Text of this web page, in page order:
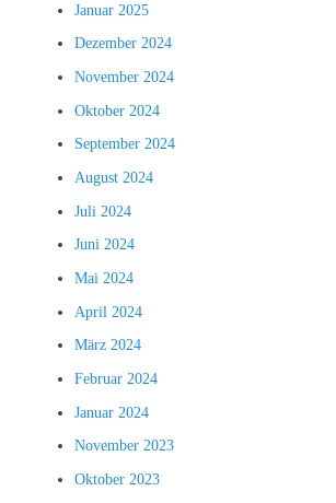
Januar 2025
Dezember 2024
November 2024
Oktober 2024
September 2024
August 2024
Juli 2024
Juni 2024
Mai 2024
April 2024
März 2024
Februar 2024
Januar 2024
November 2023
Oktober 2023